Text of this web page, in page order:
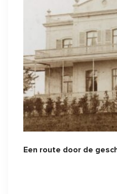
Een route door de